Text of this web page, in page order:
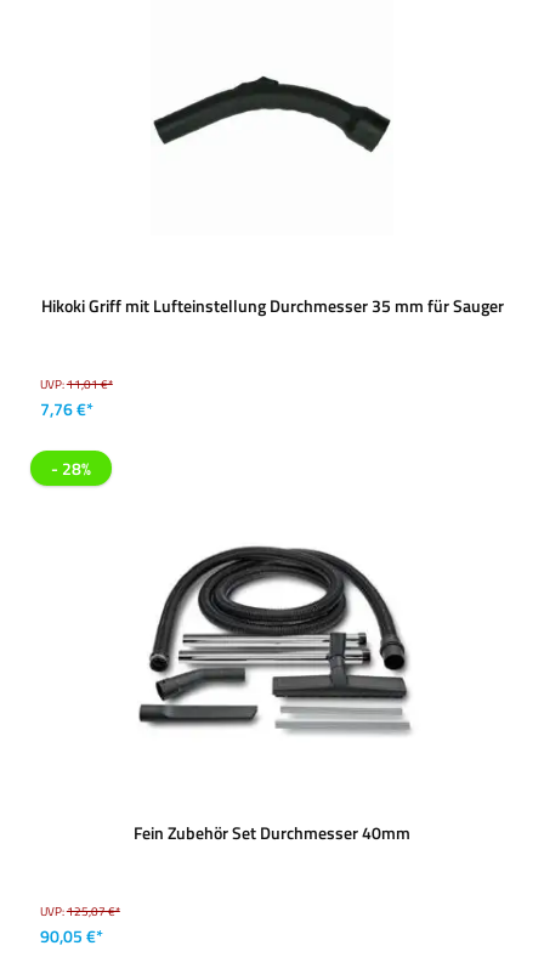
Hikoki Griff mit Lufteinstellung Durchmesser 35 mm für Sauger
UVP:11,01 €*
7,76 €*
- 28%
Fein Zubehör Set Durchmesser 40mm
UVP:125,07 €*
90,05 €*